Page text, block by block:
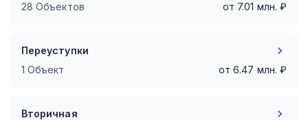
28 Объектов
от 7.01 млн. ₽
Переуступки
1 Объект
от6.47 млн. ₽
Вторичная